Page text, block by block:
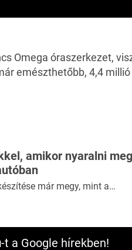
Omega óraszerkezet,
emészthetőbb, 4,4